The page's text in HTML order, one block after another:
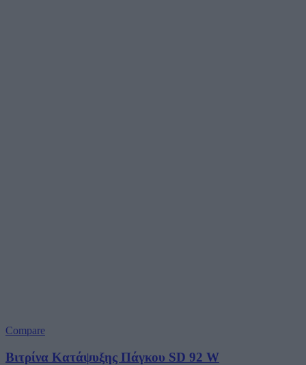
Compare
Βιτρίνα Κατάψυξης Πάγκου SD 92 W